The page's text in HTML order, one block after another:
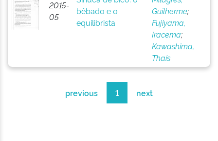
2015-
05
bêbado e o
equilibrista
Guilherme;
Fujiyama,
Iracema;
Kawashima,
Thaís
previous 1 next